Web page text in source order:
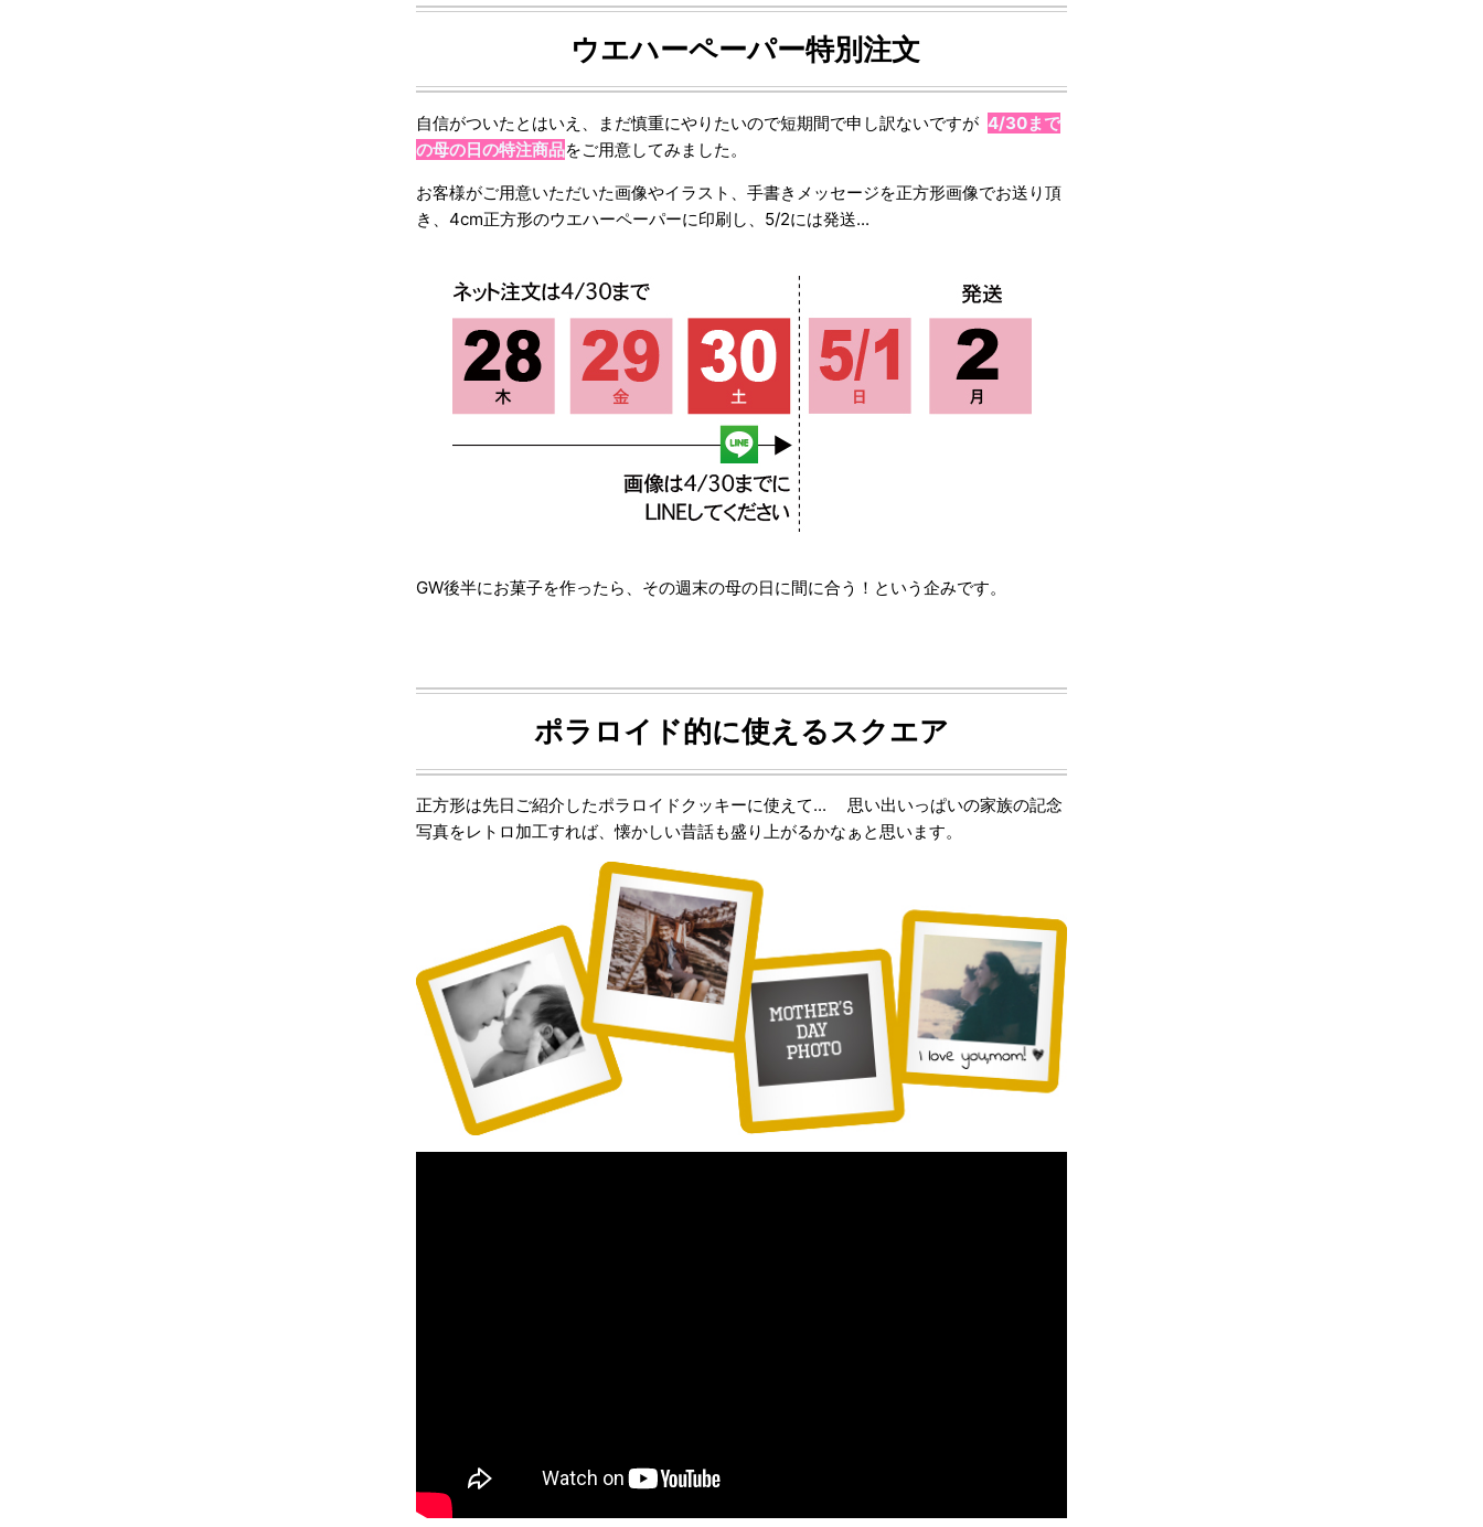
ウエハーペーパー特別注文
自信がついたとはいえ、まだ慎重にやりたいので短期間で申し訳ないですが 4/30まで
の母の日の特注商品をご用意してみました。
お客様がご用意いただいた画像やイラスト、手書きメッセージを正方形画像でお送り頂
き、4cm正方形のウエハーペーパーに印刷し、5/2には発送...
GW後半にお菓子を作ったら、その週末の母の日に間に合う！という企みです。
ポラロイド的に使えるスクエア
正方形は先日ご紹介したポラロイドクッキーに使えて... 思い出いっぱいの家族の記念
写真をレトロ加工すれば、懐かしい昔話も盛り上がるかなぁと思います。